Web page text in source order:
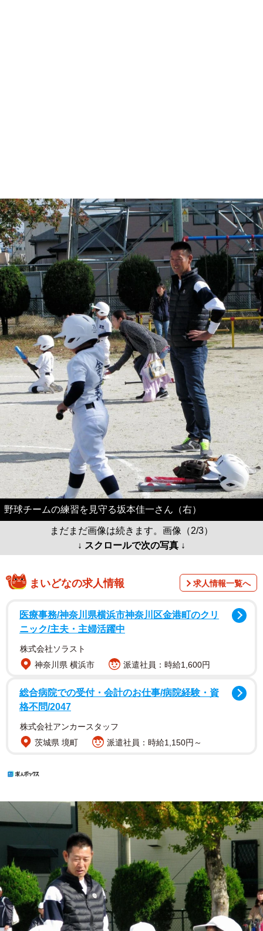
野球チームの練習を見守る坂本佳一さん（右）
まだまだ画像は続きます。画像（2/3）
↓ スクロールで次の写真 ↓
まいどなの求人情報 求人情報一覧へ
医療事務/神奈川県横浜市神奈川区金港町のクリ
ニック/主夫・主婦活躍中
株式会社ソラスト
神奈川県 横浜市
派遣社員：時給1,600円
総合病院での受付・会計のお仕事/病院経験・資
格不問/2047
株式会社アンカースタッフ
茨城県 境町
派遣社員：時給1,150円～